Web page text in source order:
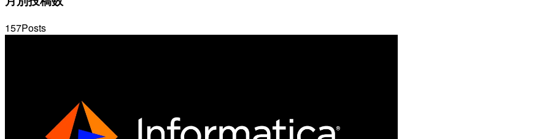
157Posts